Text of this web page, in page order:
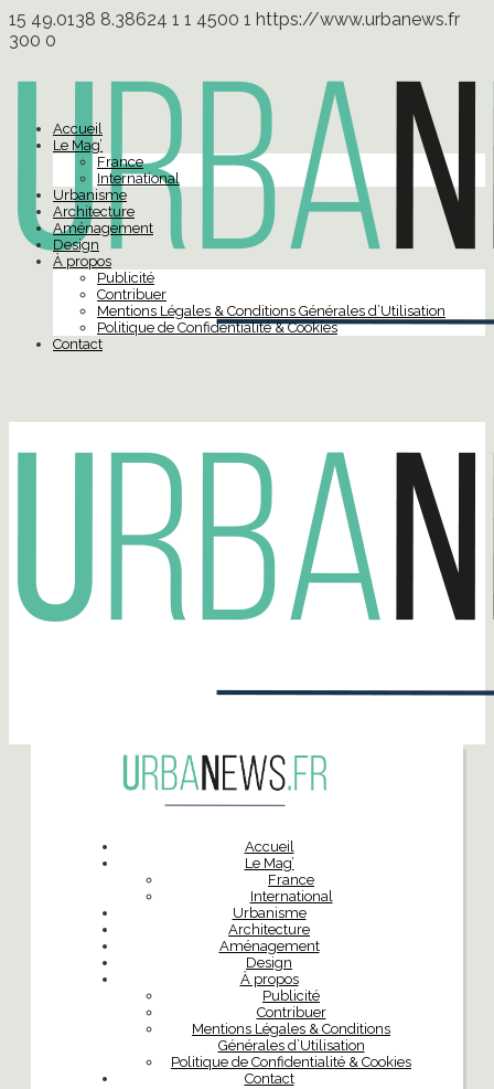
15 49.0138 8.38624 1 1 4500 1 https://www.urbanews.fr
300 0
Accueil
Le Mag’
France
International
Urbanisme
Architecture
Aménagement
Design
À propos
Publicité
Contribuer
Mentions Légales & Conditions Générales d’Utilisation
Politique de Confidentialité & Cookies
Contact
Accueil
Le Mag’
France
International
Urbanisme
Architecture
Aménagement
Design
À propos
Publicité
Contribuer
Mentions Légales & Conditions
Générales d’Utilisation
Politique de Confidentialité & Cookies
Contact